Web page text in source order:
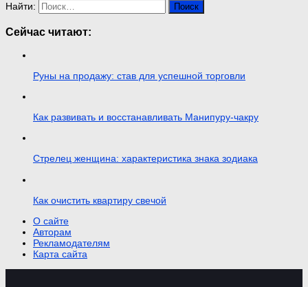
Найти:
Сейчас читают:
Руны на продажу: став для успешной торговли
Как развивать и восстанавливать Манипуру-чакру
Стрелец женщина: характеристика знака зодиака
Как очистить квартиру свечой
О сайте
Авторам
Рекламодателям
Карта сайта